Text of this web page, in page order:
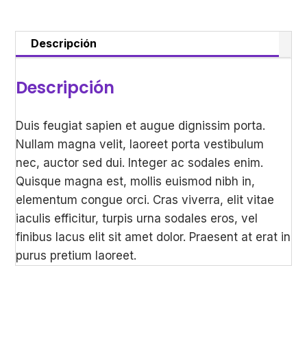
Descripción
Descripción
Duis feugiat sapien et augue dignissim porta.
Nullam magna velit, laoreet porta vestibulum
nec, auctor sed dui. Integer ac sodales enim.
Quisque magna est, mollis euismod nibh in,
elementum congue orci. Cras viverra, elit vitae
iaculis efficitur, turpis urna sodales eros, vel
finibus lacus elit sit amet dolor. Praesent at erat in
purus pretium laoreet.